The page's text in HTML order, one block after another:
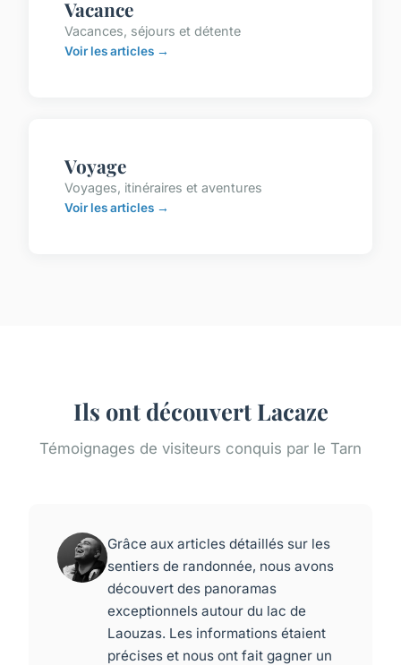
Vacance
Vacances, séjours et détente
Voir les articles →
Voyage
Voyages, itinéraires et aventures
Voir les articles →
Ils ont découvert Lacaze
Témoignages de visiteurs conquis par le Tarn
Grâce aux articles détaillés sur les
sentiers de randonnée, nous avons
découvert des panoramas
exceptionnels autour du lac de
Laouzas. Les informations étaient
précises et nous ont fait gagner un